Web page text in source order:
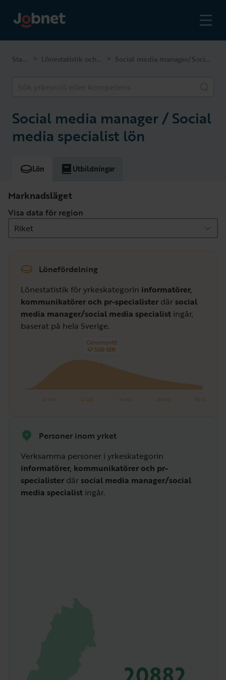
Startsidan > Lönestatistik och kompetenser > Social media manager/Social media specialist
Social media manager / Social
media specialist lön
Lön Utbildningar
Marknadsläget
Visa data för region
Riket
Lönefördelning
Lönestatistik för yrkeskategorin informatörer,
kommunikatörer och pr-specialister där social
media manager/social media specialist ingår,
baserat på hela Sverige.
20 000 40 000 60 000 80 000 100 000
Genomsnitt
47 500 SEK
Personer inom yrket
Verksamma personer i yrkeskategorin
informatörer, kommunikatörer och pr-
specialister där social media manager/social
media specialist ingår.